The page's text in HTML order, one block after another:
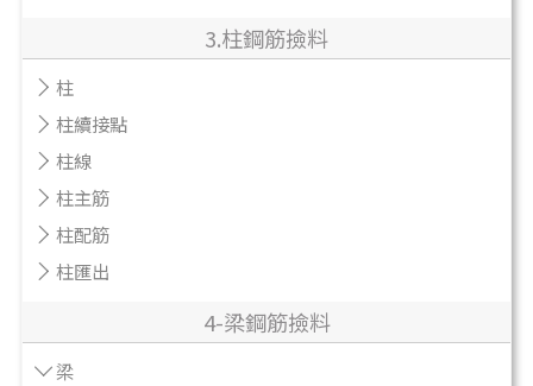
3.柱鋼筋撿料
柱
柱續接點
柱線
柱主筋
柱配筋
柱匯出
4-梁鋼筋撿料
梁